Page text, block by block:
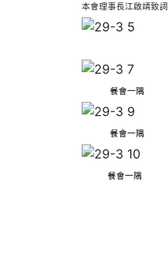
本會理事長江啟靖致詞
餐會一隅
餐會一隅
餐會一隅